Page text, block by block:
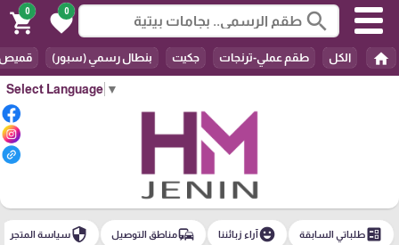
Select Language ▼
search
0
favorite
0
shopping_cart
home الكل طقم عملي-ترنجات جكيت بنطال رسمي (سبور)
ballotطلباتي السابقة emoji_emotionsآراء زبائننا commuteمناطق التوصيل securityسياسة المتجر